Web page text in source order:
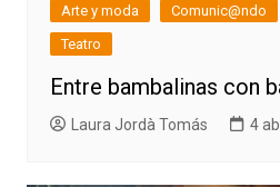
Arte y moda Comunic@ndo
Teatro
Entre bambalinas con
Laura Jordà Tomás 4